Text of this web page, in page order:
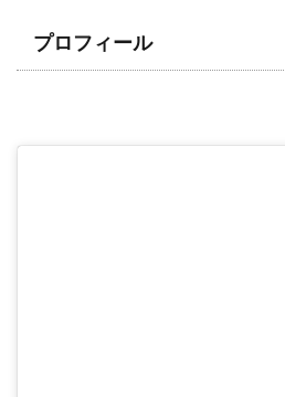
プロフィール